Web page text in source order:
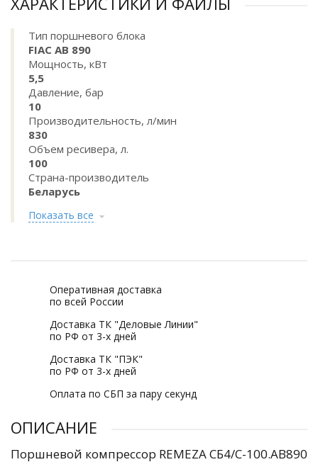
Тип поршневого блока
FIAC AB 890
Мощность, кВт
5,5
Давление, бар
10
Производительность, л/мин
830
Объем ресивера, л.
100
Страна-производитель
Беларусь
Показать все
Оперативная доставка
по всей России
Доставка ТК "Деловые Линии"
по РФ от 3-х дней
Доставка ТК "ПЭК"
по РФ от 3-х дней
Оплата по СБП за пару секунд
ОПИСАНИЕ
Поршневой компрессор REMEZA СБ4/С-100.АВ890